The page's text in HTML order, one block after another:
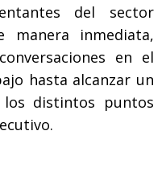
del sector
manera inmediata,
en el
hasta alcanzar un
distintos puntos